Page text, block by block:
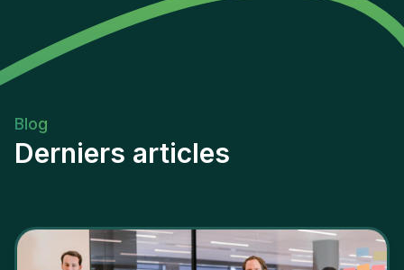
Blog
Derniers articles